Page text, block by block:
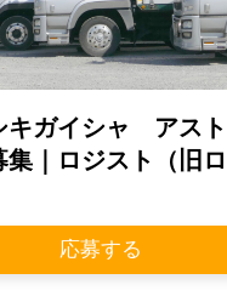
ガイシャ アスト
｜ロジスト（旧
応募する